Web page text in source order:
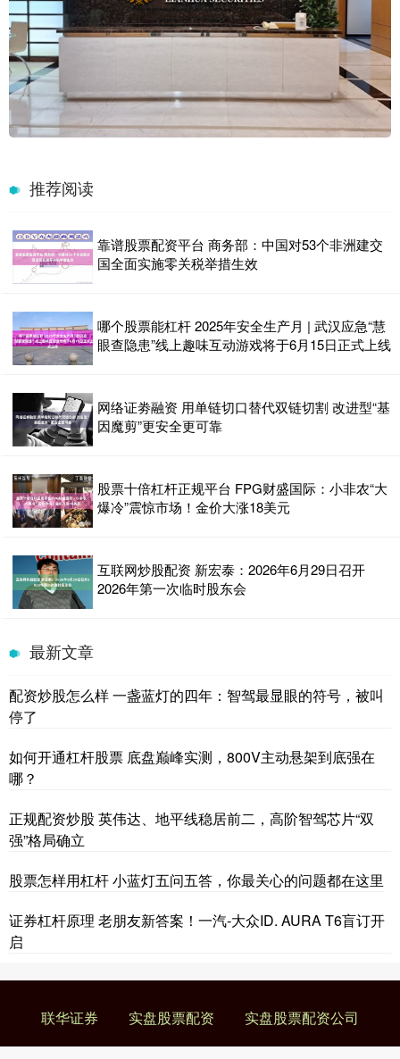
推荐阅读
靠谱股票配资平台 商务部：中国对53个非洲建交
国全面实施零关税举措生效
哪个股票能杠杆 2025年安全生产月 | 武汉应急“慧
眼查隐患”线上趣味互动游戏将于6月15日正式上线
网络证劵融资 用单链切口替代双链切割 改进型“基
因魔剪”更安全更可靠
股票十倍杠杆正规平台 FPG财盛国际：小非农“大
爆冷”震惊市场！金价大涨18美元
互联网炒股配资 新宏泰：2026年6月29日召开
2026年第一次临时股东会
最新文章
配资炒股怎么样 一盏蓝灯的四年：智驾最显眼的符号，被叫
停了
如何开通杠杆股票 底盘巅峰实测，800V主动悬架到底强在
哪？
正规配资炒股 英伟达、地平线稳居前二，高阶智驾芯片“双
强”格局确立
股票怎样用杠杆 小蓝灯五问五答，你最关心的问题都在这里
证券杠杆原理 老朋友新答案！一汽-大众ID. AURA T6盲订开
启
联华证券 实盘股票配资 实盘股票配资公司